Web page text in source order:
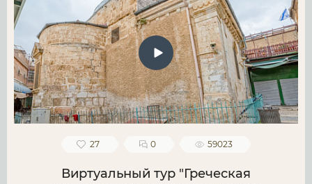
27 0 59023
Виртуальный тур "Греческая